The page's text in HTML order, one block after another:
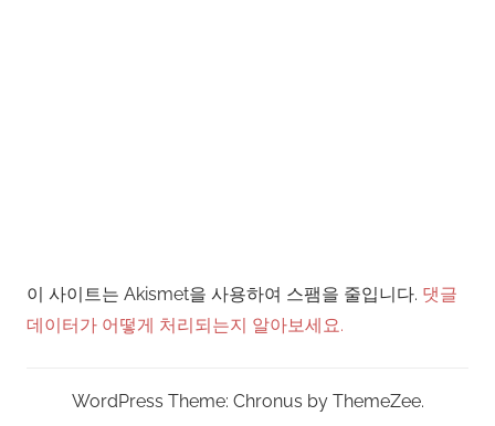
이 사이트는 Akismet을 사용하여 스팸을 줄입니다. 댓글
데이터가 어떻게 처리되는지 알아보세요.
WordPress Theme: Chronus by ThemeZee.